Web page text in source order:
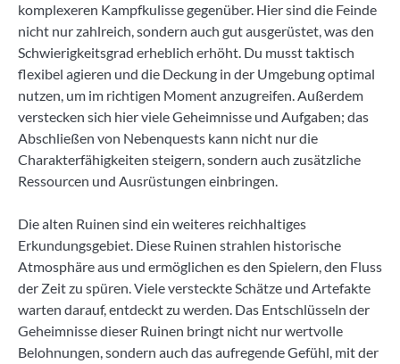
komplexeren Kampfkulisse gegenüber. Hier sind die Feinde
nicht nur zahlreich, sondern auch gut ausgerüstet, was den
Schwierigkeitsgrad erheblich erhöht. Du musst taktisch
flexibel agieren und die Deckung in der Umgebung optimal
nutzen, um im richtigen Moment anzugreifen. Außerdem
verstecken sich hier viele Geheimnisse und Aufgaben; das
Abschließen von Nebenquests kann nicht nur die
Charakterfähigkeiten steigern, sondern auch zusätzliche
Ressourcen und Ausrüstungen einbringen.
Die alten Ruinen sind ein weiteres reichhaltiges
Erkundungsgebiet. Diese Ruinen strahlen historische
Atmosphäre aus und ermöglichen es den Spielern, den Fluss
der Zeit zu spüren. Viele versteckte Schätze und Artefakte
warten darauf, entdeckt zu werden. Das Entschlüsseln der
Geheimnisse dieser Ruinen bringt nicht nur wertvolle
Belohnungen, sondern auch das aufregende Gefühl, mit der